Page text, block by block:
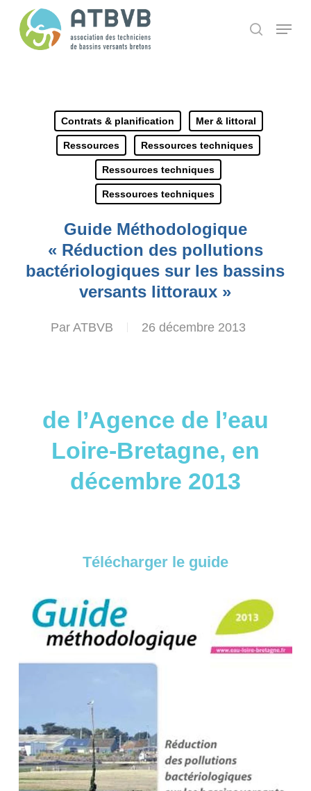
search
Menu
Contrats & planification Mer & littoral
Ressources Ressources techniques
Ressources techniques
Ressources techniques
Guide Méthodologique
« Réduction des pollutions
bactériologiques sur les bassins
versants littoraux »
Par ATBVB 26 décembre 2013
de l’Agence de l’eau
Loire-Bretagne, en
décembre 2013
Télécharger le guide
Panneau de gestion des cookies